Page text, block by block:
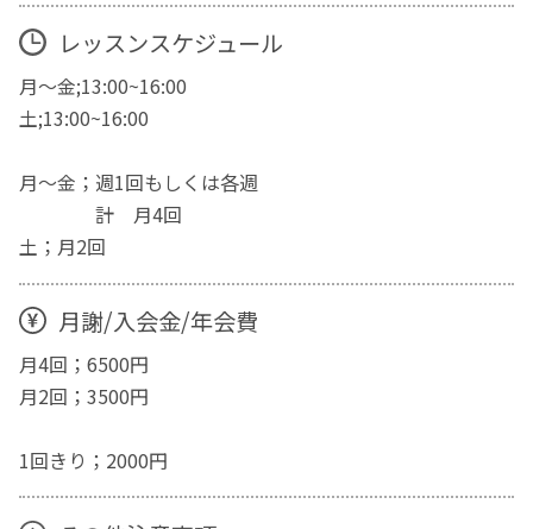
レッスンスケジュール
月～金;13:00~16:00
土;13:00~16:00
月～金；週1回もしくは各週
計 月4回
土；月2回
月謝/入会金/年会費
月4回；6500円
月2回；3500円
1回きり；2000円